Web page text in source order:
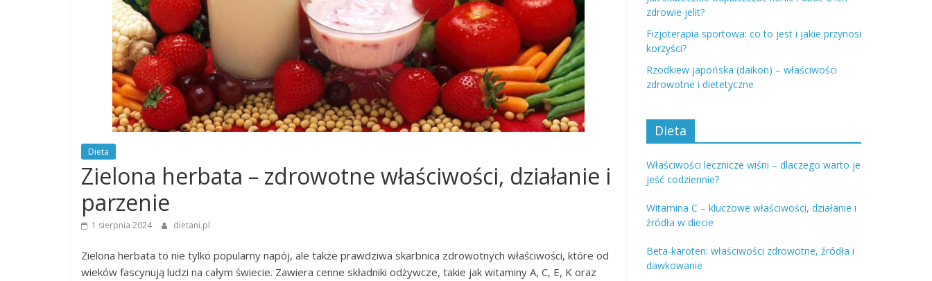
Dieta
Zielona herbata – zdrowotne właściwości, działanie i
parzenie
1 sierpnia 2024 dietani.pl
Zielona herbata to nie tylko popularny napój, ale także prawdziwa skarbnica zdrowotnych właściwości, które od
wieków fascynują ludzi na całym świecie. Zawiera cenne składniki odżywcze, takie jak witaminy A, C, E, K oraz
zdrowie jelit?
Fizjoterapia sportowa: co to jest i jakie przynosi
korzyści?
Rzodkiew japońska (daikon) – właściwości
zdrowotne i dietetyczne
Dieta
Właściwości lecznicze wiśni – dlaczego warto je
jeść codziennie?
Witamina C – kluczowe właściwości, działanie i
źródła w diecie
Beta-karoten: właściwości zdrowotne, źródła i
dawkowanie